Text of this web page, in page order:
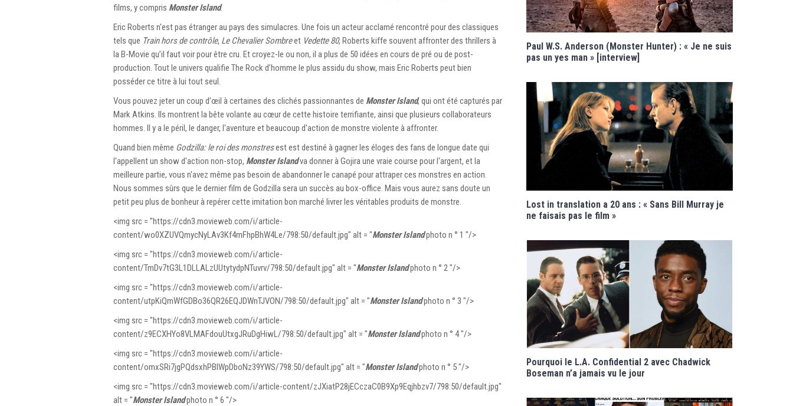
films, y compris Monster Island.
Eric Roberts n'est pas étranger au pays des simulacres. Une fois un acteur acclamé rencontré pour des classiques
tels que Train hors de contrôle, Le Chevalier Sombreet Vedette 80, Roberts kiffe souvent affronter des thrillers à
la B-Movie qu’il faut voir pour être cru. Et croyez-le ou non, il a plus de 50 idées en cours de pré ou de post-
production. Tout le univers qualifie The Rock d’homme le plus assidu du show, mais Eric Roberts peut bien
posséder ce titre à lui tout seul.
Vous pouvez jeter un coup d’œil à certaines des clichés passionnantes de Monster Island, qui ont été capturés par
Mark Atkins. Ils montrent la bête volante au cœur de cette histoire terrifiante, ainsi que plusieurs collaborateurs
hommes. Il y a le péril, le danger, l'aventure et beaucoup d'action de monstre violente à affronter.
Quand bien même Godzilla: le roi des monstresest est destiné à gagner les éloges des fans de longue date qui
l'appellent un show d'action non-stop, Monster Islandva donner à Gojira une vraie course pour l'argent, et la
meilleure partie, vous n'avez même pas besoin de abandonner le canapé pour attraper ces monstres en action.
Nous sommes sûrs que le dernier film de Godzilla sera un succès au box-office. Mais vous aurez sans doute un
petit peu plus de bonheur à repérer cette imitation bon marché livrer les véritables produits de monstre.
<img src = "https://cdn3.movieweb.com/i/article-
content/wo0XZUVQmycNyLAv3Kf4mFhpBhW4Le/798:50/default.jpg" alt = "Monster Islandphoto n ° 1 "/>
<img src = "https://cdn3.movieweb.com/i/article-
content/TmDv7tG3L1DLLALzUUtytydpNTuvrv/798:50/default.jpg" alt = "Monster Islandphoto n ° 2 "/>
<img src = "https://cdn3.movieweb.com/i/article-
content/utpKiQmWfGDBo36QR26EQJDWnTJVON/798:50/default.jpg" alt = "Monster Islandphoto n ° 3 "/>
<img src = "https://cdn3.movieweb.com/i/article-
content/z9ECXHYo8VLMAFdouUtxgJRuDgHiwL/798:50/default.jpg" alt = "Monster Islandphoto n ° 4 "/>
<img src = "https://cdn3.movieweb.com/i/article-
content/omxSRi7jgPQdsxhPBlWpDboNz39YWS/798:50/default.jpg" alt = "Monster Islandphoto n ° 5 "/>
<img src = "https://cdn3.movieweb.com/i/article-content/zJXiatP28jECczaC0B9Xp9Eqjhbzv7/798:50/default.jpg"
alt = "Monster Islandphoto n ° 6 "/>
Paul W.S. Anderson (Monster Hunter) : « Je ne suis
pas un yes man » [interview]
Lost in translation a 20 ans : « Sans Bill Murray je
ne faisais pas le film »
Pourquoi le L.A. Confidential 2 avec Chadwick
Boseman n’a jamais vu le jour